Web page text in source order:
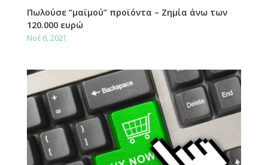
Πωλούσε “μαϊμού” προϊόντα – Ζημία άνω των
120.000 ευρώ
Νοέ 6, 2021